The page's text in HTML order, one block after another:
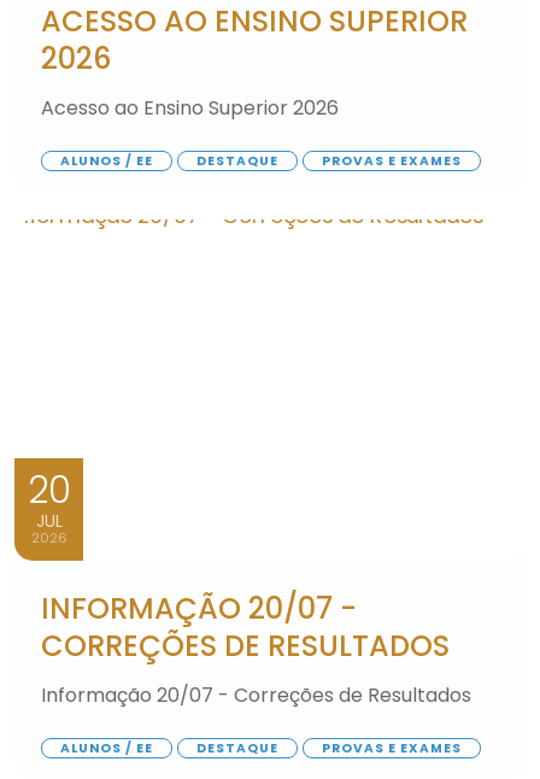
ACESSO AO ENSINO SUPERIOR
2026
Acesso ao Ensino Superior 2026
ALUNOS / EE DESTAQUE PROVAS E EXAMES
20
JUL
2026
INFORMAÇÃO 20/07 -
CORREÇÕES DE RESULTADOS
Informação 20/07 - Correções de Resultados
ALUNOS / EE DESTAQUE PROVAS E EXAMES